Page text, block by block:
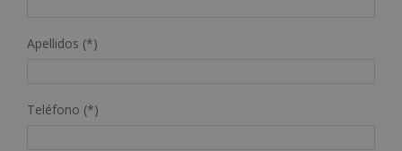
Apellidos (*)
Teléfono (*)